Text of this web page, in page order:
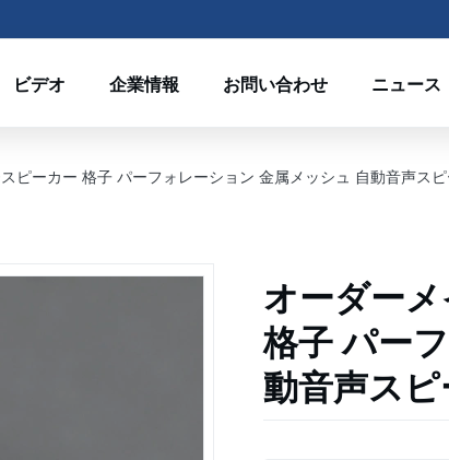
ビデオ 企業情報 お問い合わせ ニュース
ピーカー 格子 パーフォレーション 金属メッシュ 自動音声ス
オーダー
格子 パー
動音声ス